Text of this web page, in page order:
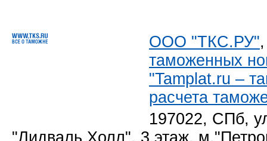
ООО "ТКС.РУ"
таможенных
"Tamplat.ru –
расчета
197022, СПб,
"Лидваль Холл", 3 этаж,